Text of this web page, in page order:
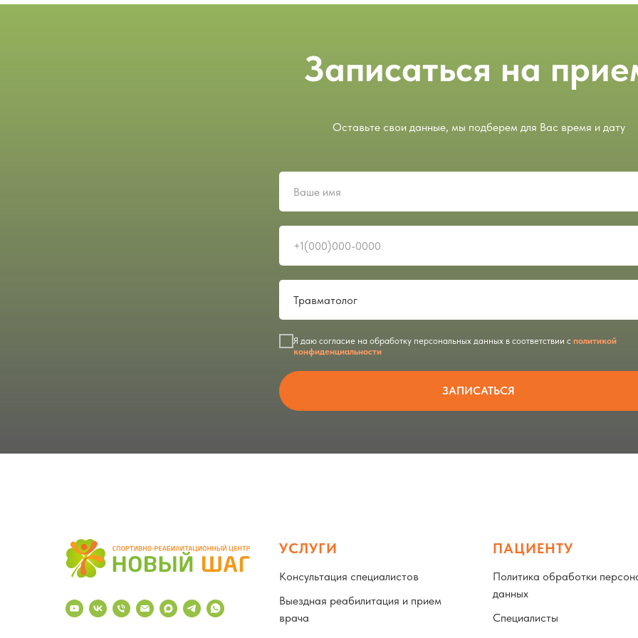
Записаться на
Оставьте свои данные, мы подберем для Вас время и дату
Я даю согласие на обработку персональных данных в соответствии с политикой
конфиденциальности
ЗАПИСАТЬСЯ
УСЛУГИ
Консультация специалистов
Выездная реабилитация и прием
врача
ПАЦИЕНТУ
Политика обработки
данных
Специалисты